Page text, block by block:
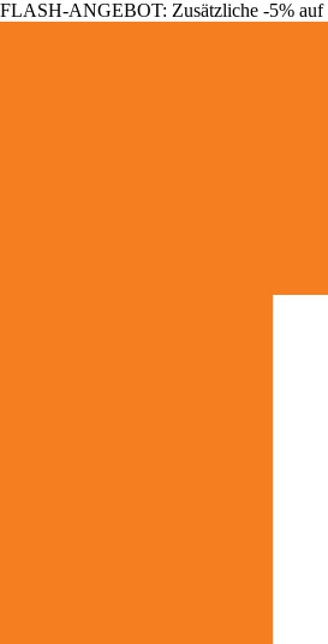
FLASH-ANGEBOT: Zusätzliche -5% auf